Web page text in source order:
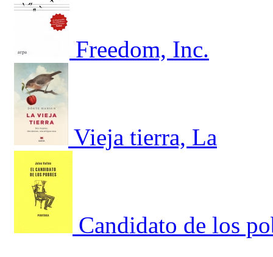
Freedom, Inc.
Vieja tierra, La
Candidato de los